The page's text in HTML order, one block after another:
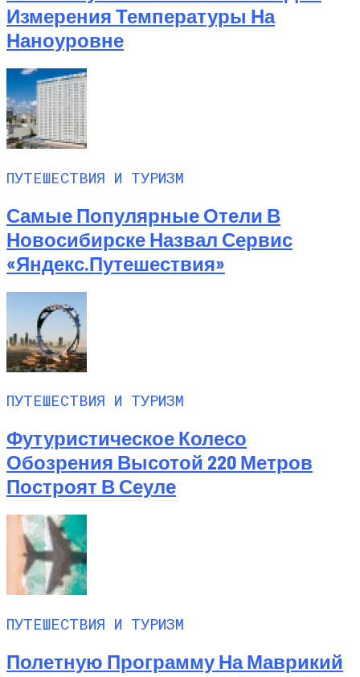
Любитель Приключенческого Туризма
Нашел В Америке Алмаз Весом 7.46
Карата
Измерения Температуры На
Наноуровне
ПУТЕШЕСТВИЯ И ТУРИЗМ
Самые Популярные Отели В
Новосибирске Назвал Сервис
«Яндекс.Путешествия»
ПУТЕШЕСТВИЯ И ТУРИЗМ
Футуристическое Колесо
Обозрения Высотой 220 Метров
Построят В Сеуле
ПУТЕШЕСТВИЯ И ТУРИЗМ
Полетную Программу На Маврикий